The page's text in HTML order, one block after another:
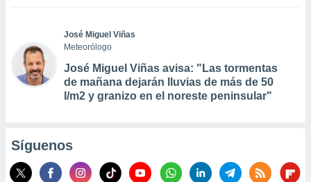
José Miguel Viñas
Meteorólogo
José Miguel Viñas avisa: "Las tormentas
de mañana dejarán lluvias de más de 50
l/m2 y granizo en el noreste peninsular"
Síguenos